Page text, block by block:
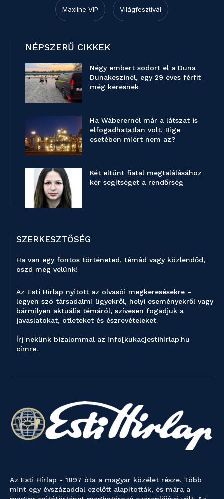
Maxline VIP Világfesztivál
NÉPSZERŰ CIKKEK
Négy embert sodort el a Duna
Dunakeszinél, egy 29 éves férfit
még keresnek
Ha Wáberernél már a látszat is
elfogadhatatlan volt, Bige
esetében miért nem az?
Két eltűnt fiatal megtalálásához
kér segítséget a rendőrség
SZERKESZTŐSÉG
Ha van egy fontos történeted, témád vagy közlendőd,
oszd meg velünk!
Az Esti Hírlap nyitott az olvasói megkeresésekre –
legyen szó társadalmi ügyekről, helyi eseményekről vagy
bármilyen aktuális témáról, szívesen fogadjuk a
javaslatokat, ötleteket és észrevételeket.
Írj nekünk bizalommal az info[kukac]estihirlap.hu
címre.
Az Esti Hírlap - 1897 óta a magyar közélet része. Több
mint egy évszázaddal ezelőtt alapították, és mára a